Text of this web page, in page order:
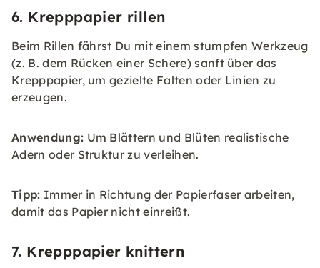
6. Krepppapier rillen
Beim Rillen fährst Du mit einem stumpfen Werkzeug
(z. B. dem Rücken einer Schere) sanft über das
Krepppapier, um gezielte Falten oder Linien zu
erzeugen.
Anwendung: Um Blättern und Blüten realistische
Adern oder Struktur zu verleihen.
Tipp: Immer in Richtung der Papierfaser arbeiten,
damit das Papier nicht einreißt.
7. Krepppapier knittern